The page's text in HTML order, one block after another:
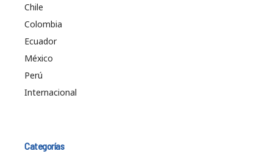
Chile
Colombia
Ecuador
México
Perú
Internacional
Categorías